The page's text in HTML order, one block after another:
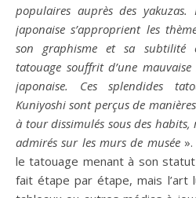
populaires auprès des
japonaise s’approprient les
son graphisme et sa subtilité
tatouage souffrit d’une
japonaise. Ces splendides
Kuniyoshi sont perçus de
à tour dissimulés sous des
admirés sur les murs de musée».
le tatouage menant à son
fait étape par étape, mais l’art